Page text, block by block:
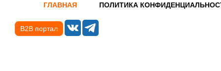
ГЛАВНАЯ ПОЛИТИКА
B2B портал